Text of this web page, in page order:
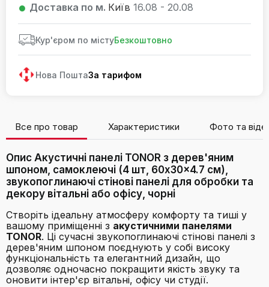
Доставка по м. Київ 16.08 - 20.08
Кур'єром по містуБезкоштовно
Нова ПоштаЗа тарифом
Все про товар Характеристики Фото та
Опис Акустичні панелі TONOR з дерев'яним
шпоном, самоклеючі (4 шт, 60x30x4.7 см),
звукопоглинаючі стінові панелі для обробки та
декору вітальні або офісу, чорні
Створіть ідеальну атмосферу комфорту та тиші у
вашому приміщенні з акустичними панелями
TONOR. Ці сучасні звукопоглинаючі стінові панелі з
дерев'яним шпоном поєднують у собі високу
функціональність та елегантний дизайн, що
дозволяє одночасно покращити якість звуку та
оновити інтер'єр вітальні, офісу чи студії.